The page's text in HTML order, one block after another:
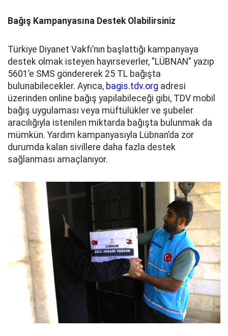
Bağış Kampanyasına Destek Olabilirsiniz
Türkiye Diyanet Vakfı’nın başlattığı kampanyaya
destek olmak isteyen hayırseverler, "LÜBNAN" yazıp
5601’e SMS göndererek 25 TL bağışta
bulunabilecekler. Ayrıca, bagis.tdv.org adresi
üzerinden online bağış yapılabileceği gibi, TDV mobil
bağış uygulaması veya müftülükler ve şubeler
aracılığıyla istenilen miktarda bağışta bulunmak da
mümkün. Yardım kampanyasıyla Lübnan’da zor
durumda kalan sivillere daha fazla destek
sağlanması amaçlanıyor.